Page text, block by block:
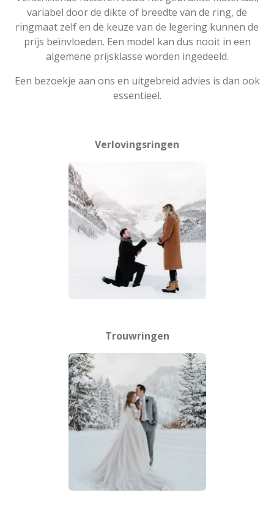
variabel door de dikte of breedte van de ring, de
ringmaat zelf en de keuze van de legering kunnen de
prijs beïnvloeden. Een model kan dus nooit in een
algemene prijsklasse worden ingedeeld.
Een bezoekje aan ons en uitgebreid advies is dan ook
essentieel.
Verlovingsringen
Trouwringen